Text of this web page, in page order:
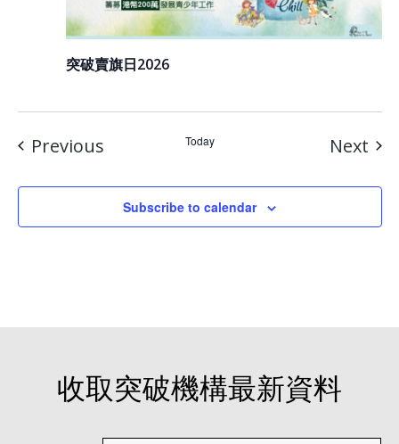
突破賣旗日2026
PreviousEvents Today Next
Subscribe to calendar
收取突破機構最新資料